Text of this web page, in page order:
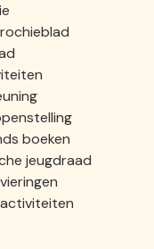
boeken
jeugdraad